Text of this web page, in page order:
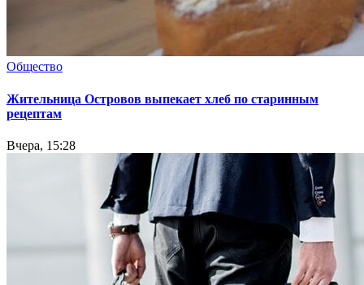
Общество
Жительница Островов выпекает хлеб по старинным
рецептам
Вчера, 15:28